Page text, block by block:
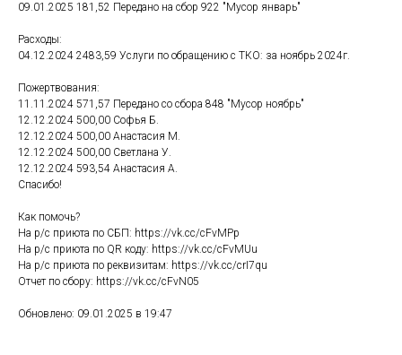
09.01.2025 181,52 Передано на сбор 922 "Мусор январь"
Расходы:
04.12.2024 2483,59 Услуги по обращению с ТКО: за ноябрь 2024г.
Пожертвования:
11.11.2024 571,57 Передано со сбора 848 "Мусор ноябрь"
12.12.2024 500,00 Софья Б.
12.12.2024 500,00 Анастасия М.
12.12.2024 500,00 Светлана У.
12.12.2024 593,54 Анастасия А.
Спасибо!
Как помочь?
На р/с приюта по СБП: https://vk.cc/cFvMPp
На р/с приюта по QR коду: https://vk.cc/cFvMUu
На р/с приюта по реквизитам: https://vk.cc/crI7qu
Отчет по сбору: https://vk.cc/cFvN05
Обновлено: 09.01.2025 в 19:47